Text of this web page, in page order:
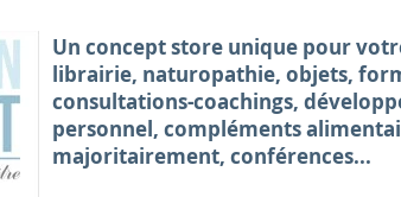
Un concept store unique pour
librairie, naturopathie, objets,
consultations-coachings,
personnel, compléments
majoritairement, conférences...